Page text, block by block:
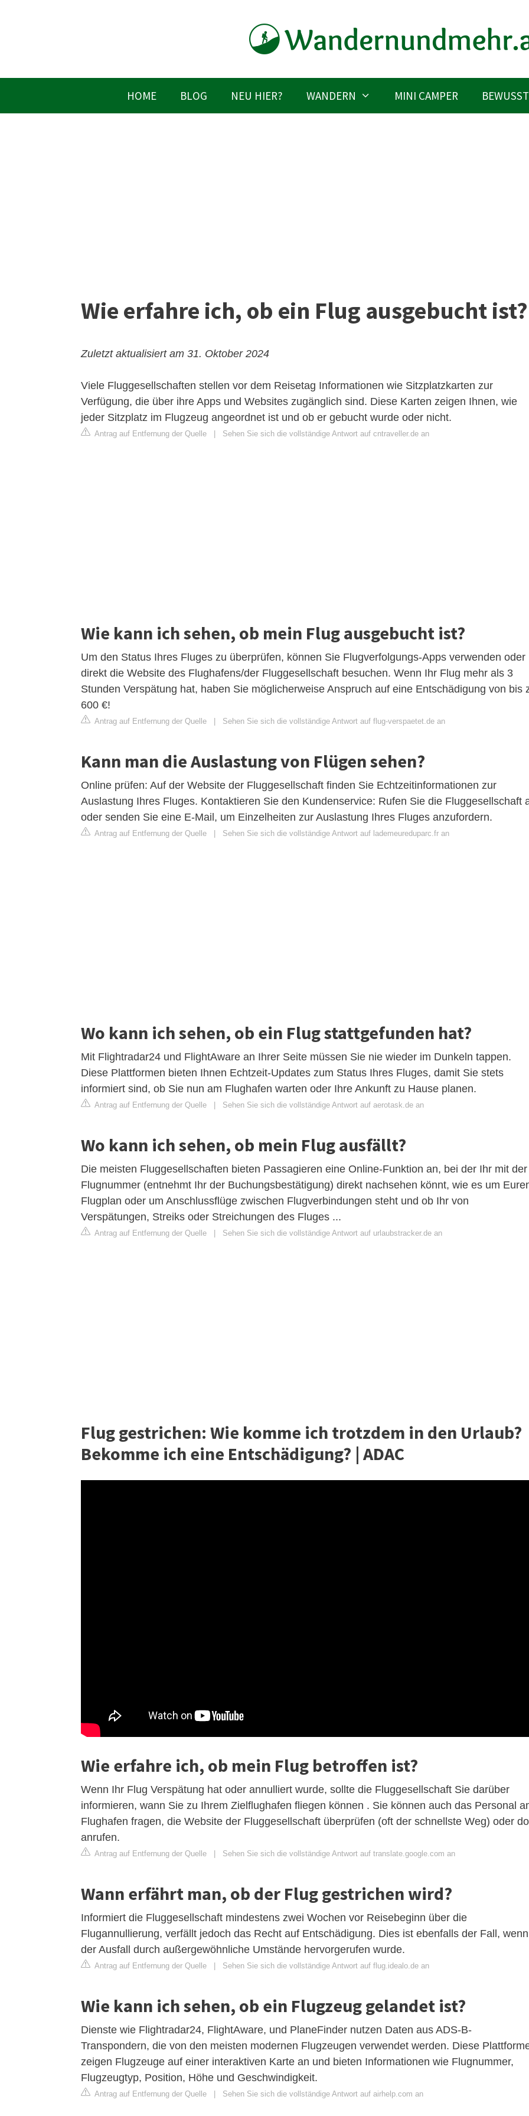
HOME BLOG NEU HIER? WANDERN MINI CAMPER
Wie erfahre ich, ob ein Flug ausgebucht ist?
Zuletzt aktualisiert am 31. Oktober 2024
Viele Fluggesellschaften stellen vor dem Reisetag Informationen wie Sitzplatzkarten zur
Verfügung, die über ihre Apps und Websites zugänglich sind. Diese Karten zeigen Ihnen, wie
jeder Sitzplatz im Flugzeug angeordnet ist und ob er gebucht wurde oder nicht.
Antrag auf Entfernung der Quelle Sehen Sie sich die vollständige Antwort auf cntraveller.de an
Wie kann ich sehen, ob mein Flug ausgebucht ist?
Um den Status Ihres Fluges zu überprüfen, können Sie Flugverfolgungs-Apps verwenden oder
direkt die Website des Flughafens/der Fluggesellschaft besuchen. Wenn Ihr Flug mehr als 3
Stunden Verspätung hat, haben Sie möglicherweise Anspruch auf eine Entschädigung von bis
600 €!
Antrag auf Entfernung der Quelle Sehen Sie sich die vollständige Antwort auf flug-verspaetet.de an
Kann man die Auslastung von Flügen sehen?
Online prüfen: Auf der Website der Fluggesellschaft finden Sie Echtzeitinformationen zur
Auslastung Ihres Fluges. Kontaktieren Sie den Kundenservice: Rufen Sie die Fluggesellschaft
oder senden Sie eine E-Mail, um Einzelheiten zur Auslastung Ihres Fluges anzufordern.
Antrag auf Entfernung der Quelle Sehen Sie sich die vollständige Antwort auf lademeureduparc.fr an
Wo kann ich sehen, ob ein Flug stattgefunden hat?
Mit Flightradar24 und FlightAware an Ihrer Seite müssen Sie nie wieder im Dunkeln tappen.
Diese Plattformen bieten Ihnen Echtzeit-Updates zum Status Ihres Fluges, damit Sie stets
informiert sind, ob Sie nun am Flughafen warten oder Ihre Ankunft zu Hause planen.
Antrag auf Entfernung der Quelle Sehen Sie sich die vollständige Antwort auf aerotask.de an
Wo kann ich sehen, ob mein Flug ausfällt?
Die meisten Fluggesellschaften bieten Passagieren eine Online-Funktion an, bei der Ihr mit der
Flugnummer (entnehmt Ihr der Buchungsbestätigung) direkt nachsehen könnt, wie es um
Flugplan oder um Anschlussflüge zwischen Flugverbindungen steht und ob Ihr von
Verspätungen, Streiks oder Streichungen des Fluges ...
Antrag auf Entfernung der Quelle Sehen Sie sich die vollständige Antwort auf urlaubstracker.de an
Flug gestrichen: Wie komme ich trotzdem in den Urlaub?
Bekomme ich eine Entschädigung? | ADAC
Wie erfahre ich, ob mein Flug betroffen ist?
Wenn Ihr Flug Verspätung hat oder annulliert wurde, sollte die Fluggesellschaft Sie darüber
informieren, wann Sie zu Ihrem Zielflughafen fliegen können . Sie können auch das Personal
Flughafen fragen, die Website der Fluggesellschaft überprüfen (oft der schnellste Weg) oder
anrufen.
Antrag auf Entfernung der Quelle | Sehen Sie sich die vollständige Antwort auf translate.google.com an
Wann erfährt man, ob der Flug gestrichen wird?
Informiert die Fluggesellschaft mindestens zwei Wochen vor Reisebeginn über die
Flugannullierung, verfällt jedoch das Recht auf Entschädigung. Dies ist ebenfalls der Fall, wenn
der Ausfall durch außergewöhnliche Umstände hervorgerufen wurde.
Antrag auf Entfernung der Quelle | Sehen Sie sich die vollständige Antwort auf flug.idealo.de an
Wie kann ich sehen, ob ein Flugzeug gelandet ist?
Dienste wie Flightradar24, FlightAware, und PlaneFinder nutzen Daten aus ADS-B-
Transpondern, die von den meisten modernen Flugzeugen verwendet werden. Diese
zeigen Flugzeuge auf einer interaktiven Karte an und bieten Informationen wie Flugnummer,
Flugzeugtyp, Position, Höhe und Geschwindigkeit.
Antrag auf Entfernung der Quelle | Sehen Sie sich die vollständige Antwort auf airhelp.com an